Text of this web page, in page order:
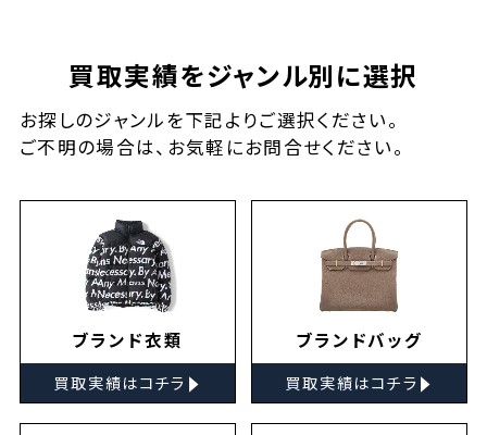
買取実績をジャンル別に選択
お探しのジャンルを下記よりご選択ください。
ご不明の場合は、お気軽にお問合せください。
ブランド衣類
買取実績はコチラ ▸
ブランドバッグ
買取実績はコチラ ▸